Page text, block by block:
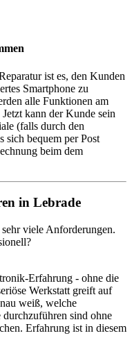
ist es, den Kunden
Smartphone zu
alle Funktionen am
kann der Kunde sein
(falls durch den
sich bequem per Post
beim dem
in Lebrade
viele Anforderungen.
Erfahrung - ohne die
Werkstatt greift auf
weiß, welche
durchzuführen sind ohne
Erfahrung ist in diesem